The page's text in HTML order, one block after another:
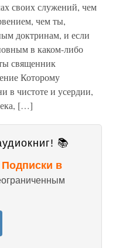
своих служений, чем
чем ты,
доктринам, и если
в каком-либо
священник
Которому
в чистоте и усердии,
[…]
📚
в